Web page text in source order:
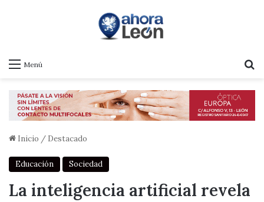
Menú
Inicio / Destacado
Educación Sociedad
La inteligencia artificial revela